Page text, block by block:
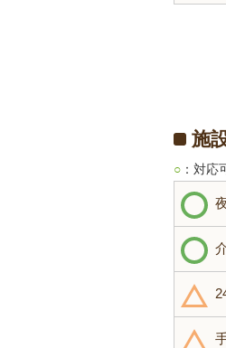
施
○ ：対応